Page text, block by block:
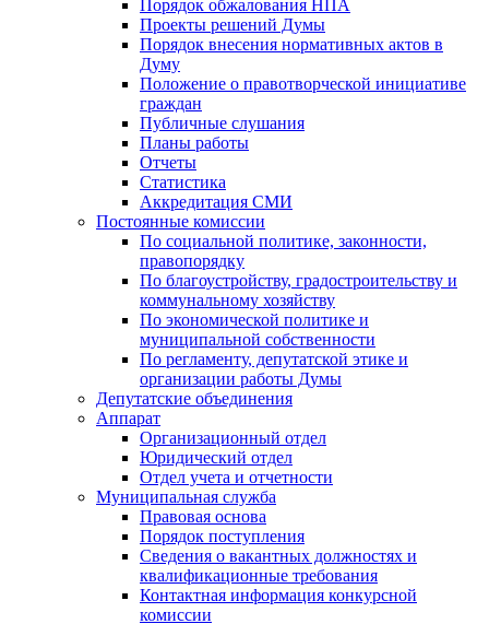
Порядок обжалования НПА
Проекты решений Думы
Порядок внесения нормативных актов в
Думу
Положение о правотворческой инициативе
граждан
Публичные слушания
Планы работы
Отчеты
Статистика
Аккредитация СМИ
Постоянные комиссии
По социальной политике, законности,
правопорядку
По благоустройству, градостроительству и
коммунальному хозяйству
По экономической политике и
муниципальной собственности
По регламенту, депутатской этике и
организации работы Думы
Депутатские объединения
Аппарат
Организационный отдел
Юридический отдел
Отдел учета и отчетности
Муниципальная служба
Правовая основа
Порядок поступления
Сведения о вакантных должностях и
квалификационные требования
Контактная информация конкурсной
комиссии